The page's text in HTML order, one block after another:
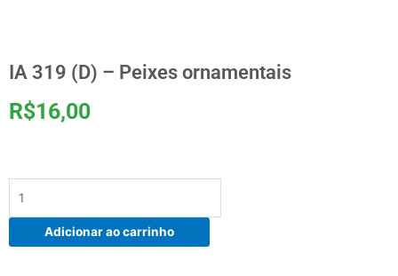
IA 319 (D) – Peixes ornamentais
R$16,00
319
–
Adicionar ao carrinho